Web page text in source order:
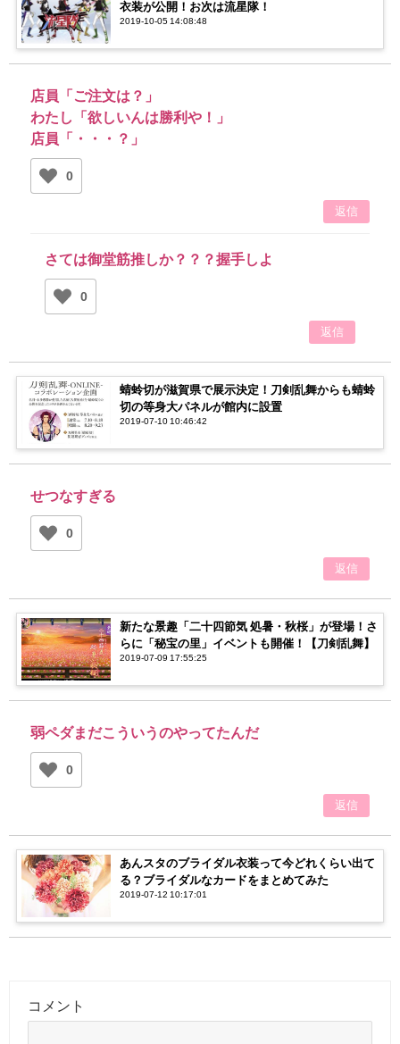
衣装が公開！お次は流星隊！
2019-10-05 14:08:48
店員「ご注文は？」
わたし「欲しいんは勝利や！」
店員「・・・？」
0
返信
さては御堂筋推しか？？？握手しよ
0
返信
蜻蛉切が滋賀県で展示決定！刀剣乱舞からも蜻蛉
切の等身大パネルが館内に設置
2019-07-10 10:46:42
せつなすぎる
0
返信
新たな景趣「二十四節気 処暑・秋桜」が登場！さ
らに「秘宝の里」イベントも開催！【刀剣乱舞】
2019-07-09 17:55:25
弱ペダまだこういうのやってたんだ
0
返信
あんスタのブライダル衣装って今どれくらい出て
る？ブライダルなカードをまとめてみた
2019-07-12 10:17:01
コメント